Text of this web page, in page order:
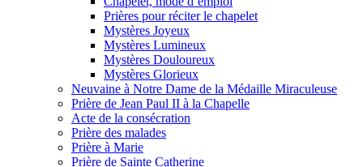
Prières pour réciter le chapelet
Mystères Joyeux
Mystères Lumineux
Mystères Douloureux
Mystères Glorieux
Neuvaine à Notre Dame de la Médaille Miraculeuse
Prière de Jean Paul II à la Chapelle
Acte de la consécration
Prière des malades
Prière à Marie
Prière de Sainte Catherine